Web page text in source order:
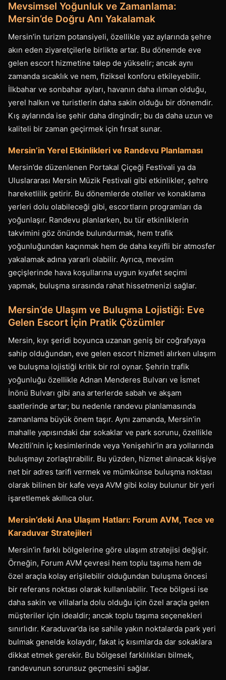
Mevsimsel Yoğunluk ve Zamanlama:
Mersin’de Doğru Anı Yakalamak
Mersin’in turizm potansiyeli, özellikle yaz aylarında şehre
akın eden ziyaretçilerle birlikte artar. Bu dönemde eve
gelen escort hizmetine talep de yükselir; ancak aynı
zamanda sıcaklık ve nem, fiziksel konforu etkileyebilir.
İlkbahar ve sonbahar ayları, havanın daha ılıman olduğu,
yerel halkın ve turistlerin daha sakin olduğu bir dönemdir.
Kış aylarında ise şehir daha dingindir; bu da daha uzun ve
kaliteli bir zaman geçirmek için fırsat sunar.
Mersin’in Yerel Etkinlikleri ve Randevu Planlaması
Mersin’de düzenlenen Portakal Çiçeği Festivali ya da
Uluslararası Mersin Müzik Festivali gibi etkinlikler, şehre
hareketlilik getirir. Bu dönemlerde oteller ve konaklama
yerleri dolu olabileceği gibi, escortların programları da
yoğunlaşır. Randevu planlarken, bu tür etkinliklerin
takvimini göz önünde bulundurmak, hem trafik
yoğunluğundan kaçınmak hem de daha keyifli bir atmosfer
yakalamak adına yararlı olabilir. Ayrıca, mevsim
geçişlerinde hava koşullarına uygun kıyafet seçimi
yapmak, buluşma sırasında rahat hissetmenizi sağlar.
Mersin’de Ulaşım ve Buluşma Lojistiği: Eve
Gelen Escort İçin Pratik Çözümler
Mersin, kıyı şeridi boyunca uzanan geniş bir coğrafyaya
sahip olduğundan, eve gelen escort hizmeti alırken ulaşım
ve buluşma lojistiği kritik bir rol oynar. Şehrin trafik
yoğunluğu özellikle Adnan Menderes Bulvarı ve İsmet
İnönü Bulvarı gibi ana arterlerde sabah ve akşam
saatlerinde artar; bu nedenle randevu planlamasında
zamanlama büyük önem taşır. Aynı zamanda, Mersin’in
mahalle yapısındaki dar sokaklar ve park sorunu, özellikle
Mezitli’nin iç kesimlerinde veya Yenişehir’in ara yollarında
buluşmayı zorlaştırabilir. Bu yüzden, hizmet alınacak kişiye
net bir adres tarifi vermek ve mümkünse buluşma noktası
olarak bilinen bir kafe veya AVM gibi kolay bulunur bir yeri
işaretlemek akıllıca olur.
Mersin’deki Ana Ulaşım Hatları: Forum AVM, Tece ve
Karaduvar Stratejileri
Mersin’in farklı bölgelerine göre ulaşım stratejisi değişir.
Örneğin, Forum AVM çevresi hem toplu taşıma hem de
özel araçla kolay erişilebilir olduğundan buluşma öncesi
bir referans noktası olarak kullanılabilir. Tece bölgesi ise
daha sakin ve villalarla dolu olduğu için özel araçla gelen
müşteriler için idealdir; ancak toplu taşıma seçenekleri
sınırlıdır. Karaduvar’da ise sahile yakın noktalarda park yeri
bulmak genelde kolaydır, fakat iç kısımlarda dar sokaklara
dikkat etmek gerekir. Bu bölgesel farklılıkları bilmek,
randevunun sorunsuz geçmesini sağlar.